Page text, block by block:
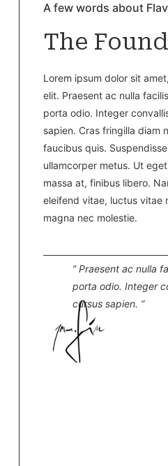
A few words about
The
Lorem ipsum dolor sit
elit. Praesent ac nulla
porta odio. Integer
sapien. Cras fringilla diam
faucibus quis.
ullamcorper metus. Ut
massa at, finibus libero.
eleifend vitae, luctus vitae
magna nec molestie.
” Praesent ac nulla
porta odio. Integer
cursus sapien. “